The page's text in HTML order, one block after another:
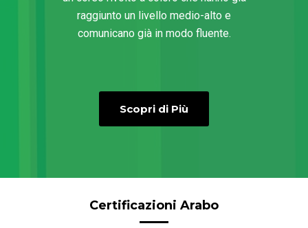
raggiunto un livello medio-alto e
comunicano già in modo fluente.
Scopri di Più
Certificazioni Arabo